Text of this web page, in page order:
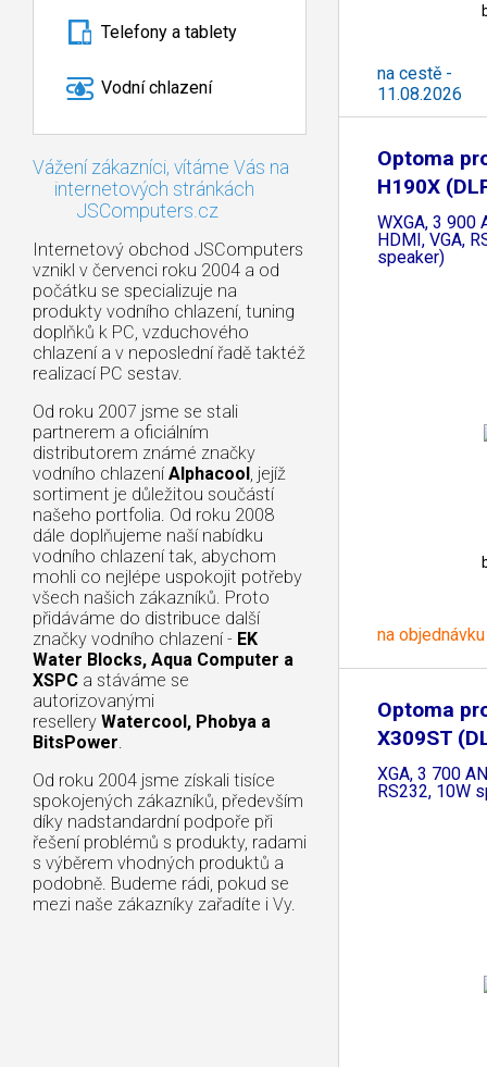
Telefony a tablety
Vodní chlazení
Vážení zákazníci, vítáme Vás na
internetových stránkách
JSComputers.cz
Internetový obchod JSComputers
vznikl v červenci roku 2004 a od
počátku se specializuje na
produkty vodního chlazení, tuning
doplňků k PC, vzduchového
chlazení a v neposlední řadě taktéž
realizací PC sestav.
Od roku 2007 jsme se stali
partnerem a oficiálním
distributorem známé značky
vodního chlazení Alphacool, jejíž
sortiment je důležitou součástí
našeho portfolia. Od roku 2008
dále doplňujeme naší nabídku
vodního chlazení tak, abychom
mohli co nejlépe uspokojit potřeby
všech našich zákazníků. Proto
přidáváme do distribuce další
značky vodního chlazení - EK
Water Blocks, Aqua Computer a
XSPC a stáváme se
autorizovanými
resellery Watercool, Phobya a
BitsPower.
Od roku 2004 jsme získali tisíce
spokojených zákazníků, především
díky nadstandardní podpoře při
řešení problémů s produkty, radami
s výběrem vhodných produktů a
podobně. Budeme rádi, pokud se
mezi naše zákazníky zařadíte i Vy.
na cestě -
11.08.2026
Optoma
H190X
WXGA, 3 900
HDMI, VGA,
speaker)
na objednávku
Optoma
X309ST
XGA, 3 700
RS232, 10W